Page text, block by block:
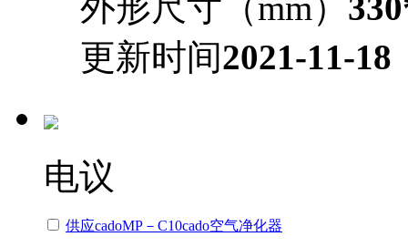
更新时间2021-11-18
电议
供应cadoMP－C10cado空气净化器